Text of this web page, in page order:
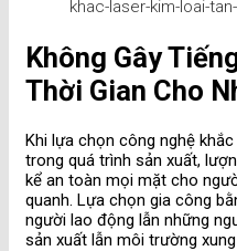
khac-laser-kim-loai-
Không Gây
Thời Gian Cho
Khi lựa chọn công nghệ
trong quá trình sản xuất,
kể an toàn mọi mặt cho
quanh. Lựa chọn gia công
người lao động lẫn những
sản xuất lẫn môi trường xung